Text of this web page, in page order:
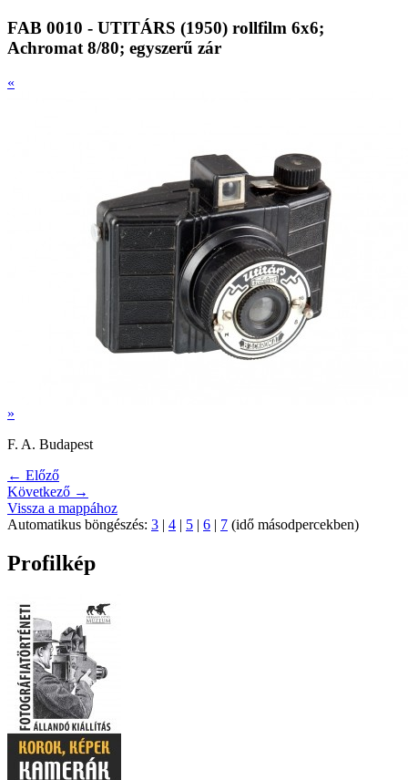
FAB 0010 - UTITÁRS (1950) rollfilm 6x6;
Achromat 8/80; egyszerű zár
«
»
F. A. Budapest
← Előző
Következő →
Vissza a mappához
Automatikus böngészés: 3 | 4 | 5 | 6 | 7 (idő másodpercekben)
Profilkép